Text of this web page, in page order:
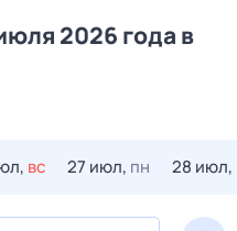
2026 года в
вс 27 июл, пн 28 июл,